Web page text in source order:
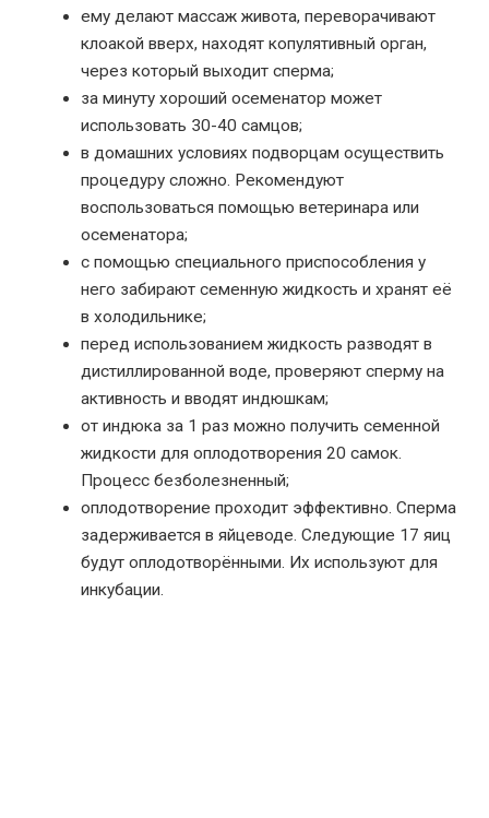
ему делают массаж живота, переворачивают
клоакой вверх, находят копулятивный орган,
через который выходит сперма;
за минуту хороший осеменатор может
использовать 30-40 самцов;
в домашних условиях подворцам осуществить
процедуру сложно. Рекомендуют
воспользоваться помощью ветеринара или
осеменатора;
с помощью специального приспособления у
него забирают семенную жидкость и хранят её
в холодильнике;
перед использованием жидкость разводят в
дистиллированной воде, проверяют сперму на
активность и вводят индюшкам;
от индюка за 1 раз можно получить семенной
жидкости для оплодотворения 20 самок.
Процесс безболезненный;
оплодотворение проходит эффективно. Сперма
задерживается в яйцеводе. Следующие 17 яиц
будут оплодотворёнными. Их используют для
инкубации.